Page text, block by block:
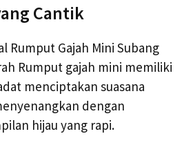
Cantik
Rumput Gajah Mini Subang
Rumput gajah mini memiliki
menciptakan suasana
dengan
hijau yang rapi.